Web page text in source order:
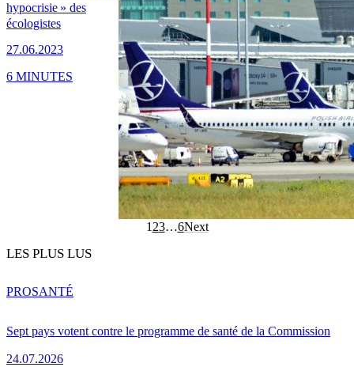
hypocrisie » des
écologistes
27.06.2023
6 MINUTES
1 23…6Next
LES PLUS LUS
Sept pays votent contre le programme de santé de la Commission
24.07.2026
PROSANTÉ